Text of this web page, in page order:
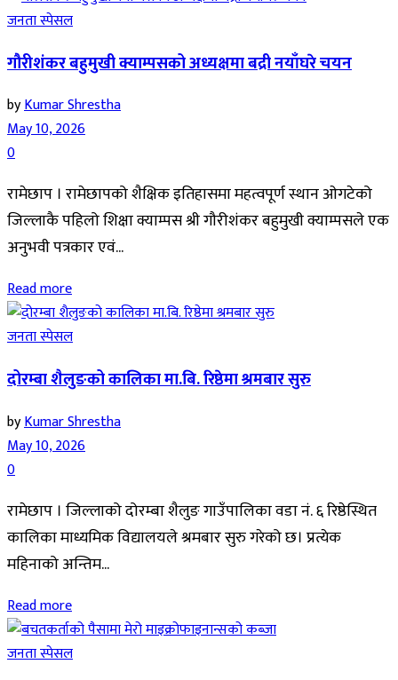
जनता स्पेसल
गौरीशंकर बहुमुखी क्याम्पसको अध्यक्षमा बद्री नयाँघरे चयन
byKumar Shrestha
May 10, 2026
0
रामेछाप । रामेछापको शैक्षिक इतिहासमा महत्वपूर्ण स्थान ओगटेको
जिल्लाकै पहिलो शिक्षा क्याम्पस श्री गौरीशंकर बहुमुखी क्याम्पसले एक
अनुभवी पत्रकार एवं...
Read more
जनता स्पेसल
दोरम्बा शैलुङको कालिका मा.बि. रिष्ठेमा श्रमबार सुरु
byKumar Shrestha
May 10, 2026
0
रामेछाप । जिल्लाको दोरम्बा शैलुङ गाउँपालिका वडा नं. ६ रिष्ठेस्थित
कालिका माध्यमिक विद्यालयले श्रमबार सुरु गरेको छ। प्रत्येक
महिनाको अन्तिम...
Read more
जनता स्पेसल